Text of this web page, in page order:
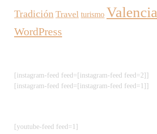
Tradición Travel turismo Valencia
WordPress
[instagram-feed feed=[instagram-feed feed=2]]
[instagram-feed feed=[instagram-feed feed=1]]
[youtube-feed feed=1]